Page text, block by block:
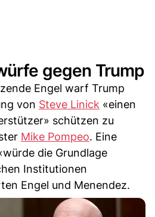
gegen Trump
Engel warf Trump
von Steve Linick «einen
schützen zu
Mike Pompeo. Eine
die Grundlage
Institutionen
Engel und Menendez.